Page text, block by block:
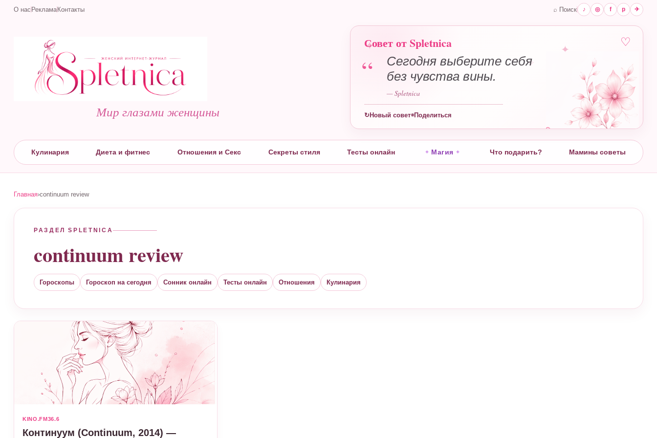
О нас РекламаКонтакты ⌕ Поиск ♪ ◎ f p ✈
Мир глазами женщины
✧
♡
Совет от Spletnica
“
Сегодня выберите себя
без чувства вины.
— Spletnica
↻ Новый совет⌯Поделиться
Кулинария Диета и фитнес Отношения и Секс Секреты стиля Тесты онлайн Магия Что подарить? Мамины советы
Главная›continuum review
РАЗДЕЛ SPLETNICA
continuum review
Гороскопы Гороскоп на сегодня Сонник онлайн Тесты онлайн Отношения Кулинария
KINO.FM36.6
Континуум (Continuum, 2014) —